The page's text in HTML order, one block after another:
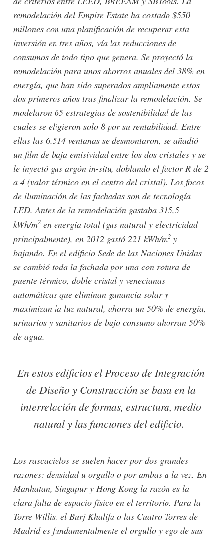
remodelación del Empire Estate ha costado $550
millones con una planificación de recuperar esta
inversión en tres años, vía las reducciones de
consumos de todo tipo que genera. Se proyectó la
remodelación para unos ahorros anuales del 38% en
energía, que han sido superados ampliamente estos
dos primeros años tras finalizar la remodelación. Se
modelaron 65 estrategias de sostenibilidad de las
cuales se eligieron solo 8 por su rentabilidad. Entre
ellas las 6.514 ventanas se desmontaron, se añadió
un film de baja emisividad entre los dos cristales y se
le inyectó gas argón in-situ, doblando el factor R de 2
a 4 (valor térmico en el centro del cristal). Los focos
de iluminación de las fachadas son de tecnología
LED. Antes de la remodelación gastaba 315,5
kWh/m2en energía total (gas natural y electricidad
principalmente), en 2012 gastó 221 kWh/m2y
bajando. En el edificio Sede de las Naciones Unidas
se cambió toda la fachada por una con rotura de
puente térmico, doble cristal y venecianas
automáticas que eliminan ganancia solar y
maximizan la luz natural, ahorra un 50% de energía,
urinarios y sanitarios de bajo consumo ahorran 50%
de agua.
En estos edificios el Proceso de Integración
de Diseño y Construcción se basa en la
interrelación de formas, estructura, medio
natural y las funciones del edificio.
Los rascacielos se suelen hacer por dos grandes
razones: densidad u orgullo o por ambas a la vez. En
Manhatan, Singapur y Hong Kong la razón es la
clara falta de espacio físico en el territorio. Para la
Torre Willis, el Burj Khalifa o las Cuatro Torres de
Madrid es fundamentalmente el orgullo y ego de sus